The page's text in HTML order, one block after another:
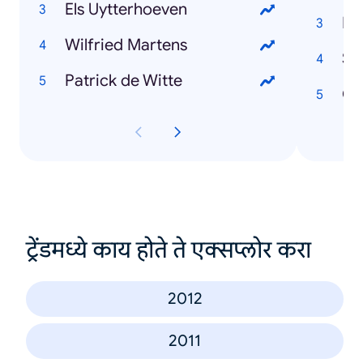
Els Uytterhoeven
Wilfried Martens
Patrick de Witte
ट्रेंडमध्ये काय होते ते एक्सप्लोर करा
2012
2011